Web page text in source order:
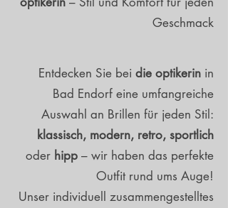
Geschmack
Entdecken Sie bei die optikerin in
Bad Endorf eine umfangreiche
Auswahl an Brillen für jeden Stil:
klassisch, modern, retro, sportlich
oder hipp – wir haben das perfekte
Outfit rund ums Auge!
Unser individuell zusammengestelltes